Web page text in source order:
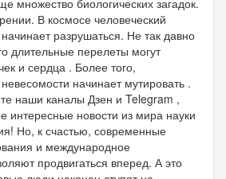
В космосе человеческий
разрушаться. Не так давно
длительные перелеты могут
и сердца . Более того,
начинает мутировать .
наши каналы Дзен и Telegram ,
интересные новости из мира науки
Но, к счастью, современные
и международное
продвигаться вперед. А это